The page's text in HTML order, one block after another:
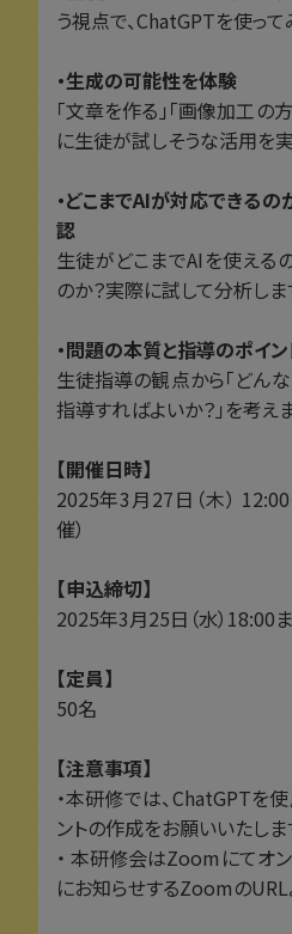
う視点で、ChatGPTを使って
・生成の可能性を体験
「文章を作る」「画像加工の
に生徒が試しそうな活用を実
・どこまでAIが対応できる
認
生徒がどこまでAIを使える
のか？実際に試して分析しま
・問題の本質と指導のポイ
生徒指導の観点から「どんな
指導すればよいか？」を考えま
【開催日時】
2025年3月27日（木）
催）
【申込締切】
2025年3月25日（水）18:00
【定員】
50名
【注意事項】
・本研修では、ChatGPTを
ントの作成をお願いいたしま
・ 本研修会はZoomにてオ
にお知らせするZoomのURL